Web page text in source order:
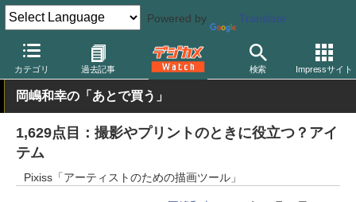
Powered by Translate
カテゴリ 過去記事 検索 Impressサイト
デジカメ Watch 撮影用品
岡嶋和幸の「あとで買う」
1,629点目：撮影やプリントのときに役立つ？アイ
テム
Pixiss「アーティストのための描画ツール」